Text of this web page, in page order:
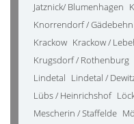
Jatznick/ Blumenhagen
Knorrendorf / Gädebehn
Krackow Krackow /
Krugsdorf / Rothenburg
Lindetal Lindetal /
Lübs / Heinrichshof
Mescherin / Staffelde